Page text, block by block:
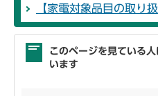
【家電対象品目の取り
このページを見ている
います